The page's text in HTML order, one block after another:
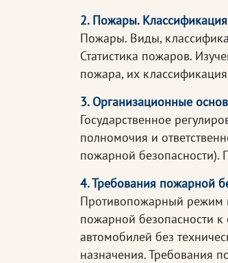
2. Пожары.
Пожары. Виды,
Статистика пожаров.
пожара, их
3. Организационные
Государственное
полномочия и
пожарной безопасности).
4. Требования пожарной
Противопожарный режим
пожарной безопасности
автомобилей без
назначения. Требования